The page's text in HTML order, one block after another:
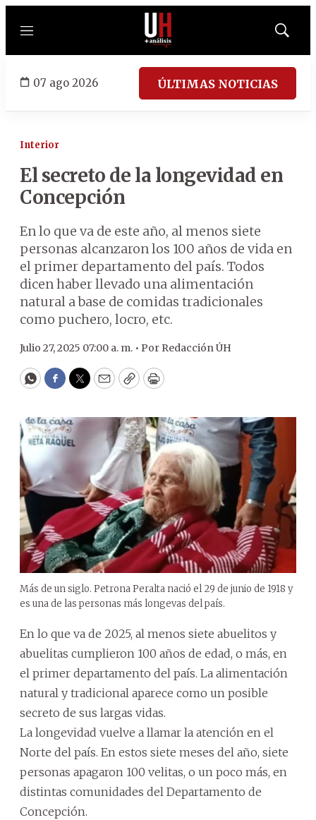
Menú
Mostrar
07 ago 2026 ÚLTIMAS NOTICIAS
Interior
El secreto de la longevidad en
Concepción
En lo que va de este año, al menos siete
personas alcanzaron los 100 años de vida en
el primer departamento del país. Todos
dicen haber llevado una alimentación
natural a base de comidas tradicionales
como puchero, locro, etc.
Julio 27, 2025 07:00 a. m. • Por Redacción ÚH
WhatsApp
Facebook
Twitter
EmailCopyPrint
Más de un siglo. Petrona Peralta nació el 29 de junio de 1918 y
es una de las personas más longevas del país.
En lo que va de 2025, al menos siete abuelitos y
abuelitas cumplieron 100 años de edad, o más, en
el primer departamento del país. La alimentación
natural y tradicional aparece como un posible
secreto de sus largas vidas.
La longevidad vuelve a llamar la atención en el
Norte del país. En estos siete meses del año, siete
personas apagaron 100 velitas, o un poco más, en
distintas comunidades del Departamento de
Concepción.